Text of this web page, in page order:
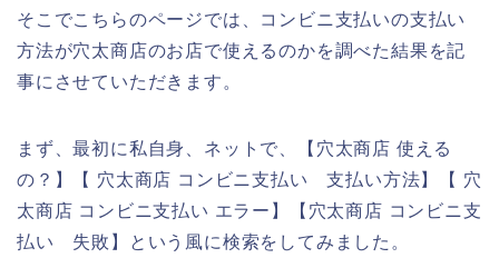
そこでこちらのページでは、コンビニ支払いの支払い
方法が穴太商店のお店で使えるのかを調べた結果を記
事にさせていただきます。
まず、最初に私自身、ネットで、【穴太商店 使える
の？】【 穴太商店 コンビニ支払い 支払い方法】【 穴
太商店 コンビニ支払い エラー】【穴太商店 コンビニ支
払い 失敗】という風に検索をしてみました。